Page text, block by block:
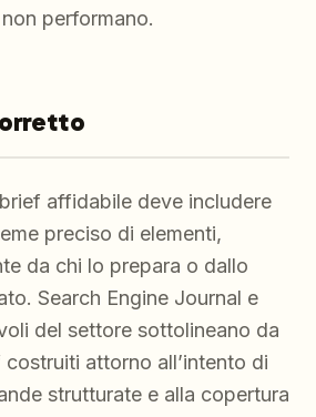
performano.
affidabile deve includere
preciso di elementi,
da chi lo prepara o dallo
Search Engine Journal e
del settore sottolineano da
attorno all’intento di
strutturate e alla copertura